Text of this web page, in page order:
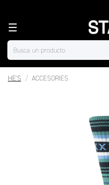
☰
HE'S ACCESORIES